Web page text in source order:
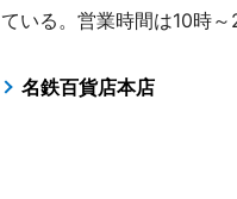
ている。営業時間は10時～
名鉄百貨店本店